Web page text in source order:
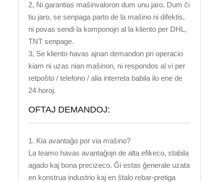
2, Ni garantias maŝinvaloron dum unu jaro. Dum ĉi
tiu jaro, se senpaga parto de la maŝino ni difektis,
ni povas sendi la komponojn al la kliento per DHL,
TNT senpage.
3, Se kliento havas ajnan demandon pri operacio
kiam ni uzas nian maŝinon, ni respondos al vi per
retpoŝto / telefono / alia interreta babila ilo ene de
24 horoj.
OFTAJ DEMANDOJ:
1. Kia avantaĝo por via maŝino?
La teamo havas avantaĝojn de alta efikeco, stabila
agado kaj bona precizeco. Ĝi estas ĝenerale uzata
en konstrua industrio kaj en ŝtalo rebar-pretiga